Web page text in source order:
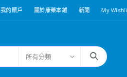
我的賬戶 關於康藥本鋪 新聞 My
所有分類